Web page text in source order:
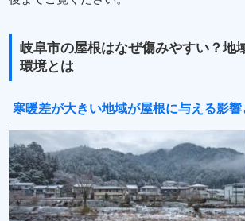
岐阜市の屋根はなぜ傷みやすい？地
環境とは
寒暖差が大きい地域が屋根に与える影響